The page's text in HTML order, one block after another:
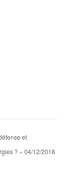
et
? » 04/12/2018